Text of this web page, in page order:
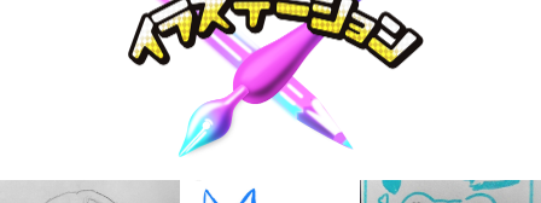
キミノラジオ配信中！
いろんな動画が
見られる